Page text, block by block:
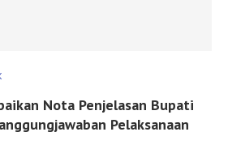
Nota Penjelasan Bupati
Pelaksanaan